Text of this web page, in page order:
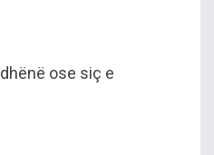
ose siç e